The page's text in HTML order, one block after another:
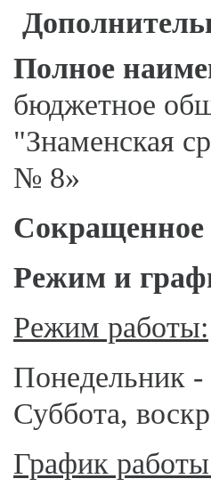
Полное
бюджетное
"Знаменская
№ 8»
Сокращенное
Режим и
Режим работы:
Понедельник -
Суббота,
График